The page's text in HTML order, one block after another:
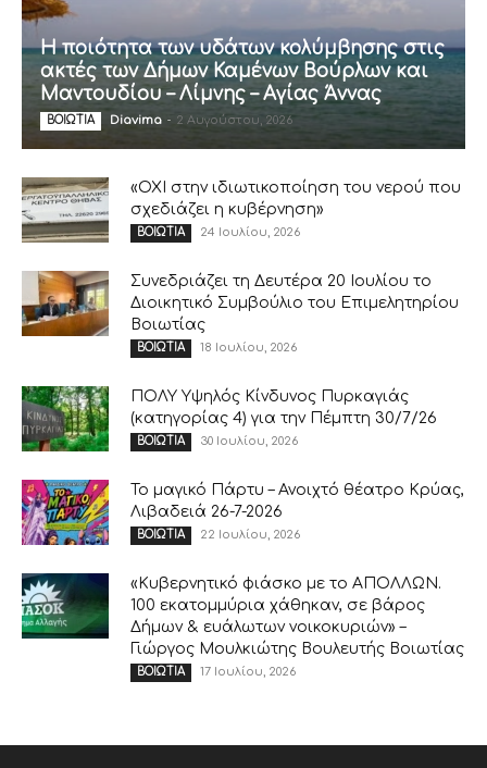
Η ποιότητα των υδάτων κολύμβησης στις
ακτές των Δήμων Καμένων Βούρλων και
Μαντουδίου – Λίμνης – Αγίας Άννας
ΒΟΙΩΤΙΑ Diavima - 2 Αυγούστου, 2026
«ΟΧΙ στην ιδιωτικοποίηση του νερού που
σχεδιάζει η κυβέρνηση»
ΒΟΙΩΤΙΑ 24 Ιουλίου, 2026
Συνεδριάζει τη Δευτέρα 20 Ιουλίου το
Διοικητικό Συμβούλιο του Επιμελητηρίου
Βοιωτίας
ΒΟΙΩΤΙΑ 18 Ιουλίου, 2026
ΠΟΛΥ Υψηλός Κίνδυνος Πυρκαγιάς
(κατηγορίας 4) για την Πέμπτη 30/7/26
ΒΟΙΩΤΙΑ 30 Ιουλίου, 2026
Το μαγικό Πάρτυ – Ανοιχτό θέατρο Κρύας,
Λιβαδειά 26-7-2026
ΒΟΙΩΤΙΑ 22 Ιουλίου, 2026
«Κυβερνητικό φιάσκο με το ΑΠΟΛΛΩΝ.
100 εκατομμύρια χάθηκαν, σε βάρος
Δήμων & ευάλωτων νοικοκυριών» –
Γιώργος Μουλκιώτης Βουλευτής Βοιωτίας
ΒΟΙΩΤΙΑ 17 Ιουλίου, 2026